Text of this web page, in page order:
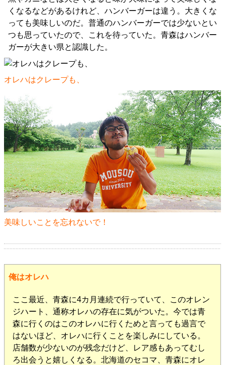
くなるなどがあるけれど、ハンバーガーは違う。大きくな
っても美味しいのだ。普通のハンバーガーでは少ないとい
つも思っていたので、これを待っていた。青森はハンバー
ガーが大きい県と認識した。
オレハはクレープも、
美味しいことを忘れないで！
俺はオレハ
ここ最近、青森に4カ月連続で行っていて、このオレン
ジハート、通称オレハの存在に気がついた。今では青
森に行くのはこのオレハに行くためと言っても過言で
はないほど、オレハに行くことを楽しみにしている。
店舗数が少ないのが残念だけど、レア感もあってむし
ろ出会うと嬉しくなる。北海道のセコマ、青森にオレ